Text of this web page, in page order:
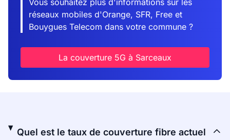
Vous souhaitez plus d'informations sur les
réseaux mobiles d'Orange, SFR, Free et
Bouygues Telecom dans votre commune ?
La couverture 5G à Sarceaux
Quel est le taux de couverture fibre actuel